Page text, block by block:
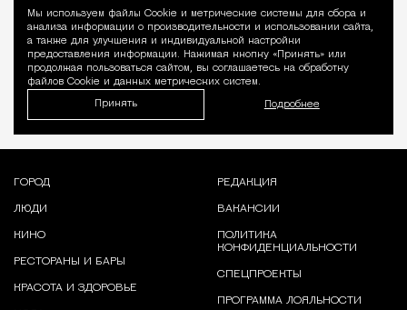
Уведомление
Мы используем файлы Сookie и метрические системы для сбора и
анализа информации о производительности и использовании сайта,
а также для улучшения и индивидуальной настройки
предоставления информации. Нажимая кнопку «Принять» или
продолжая пользоваться сайтом, вы соглашаетесь на обработку
файлов Cookie и данных метрических систем.
Принять Подробнее
ГОРОД
ЛЮДИ
КИНО
РЕСТОРАНЫ И БАРЫ
КРАСОТА И ЗДОРОВЬЕ
РЕДАКЦИЯ
ВАКАНСИИ
ПОЛИТИКА
КОНФИДЕНЦИАЛЬНОСТИ
СПЕЦПРОЕКТЫ
ПРОГРАММА ЛОЯЛЬНОСТИ